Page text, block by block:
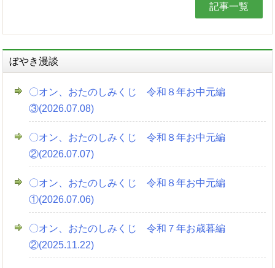
記事一覧
ぼやき漫談
〇オン、おたのしみくじ 令和８年お中元編
③(2026.07.08)
〇オン、おたのしみくじ 令和８年お中元編
②(2026.07.07)
〇オン、おたのしみくじ 令和８年お中元編
①(2026.07.06)
〇オン、おたのしみくじ 令和７年お歳暮編
②(2025.11.22)